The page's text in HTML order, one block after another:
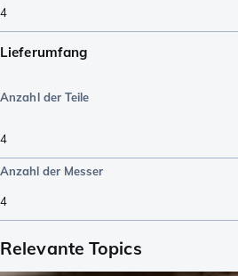
4
Lieferumfang
Anzahl der Teile
4
Anzahl der Messer
4
Relevante Topics